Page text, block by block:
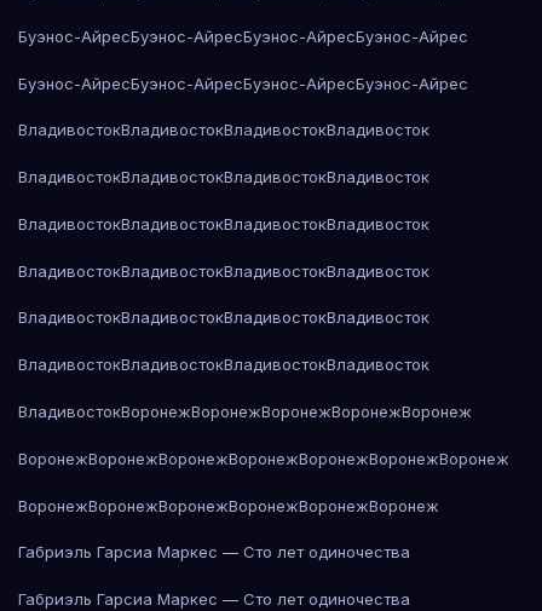
Буэнос-АйресБуэнос-АйресБуэнос-АйресБуэнос-Айрес
Буэнос-АйресБуэнос-АйресБуэнос-АйресБуэнос-Айрес
ВладивостокВладивостокВладивостокВладивосток
ВладивостокВладивостокВладивостокВладивосток
ВладивостокВладивостокВладивостокВладивосток
ВладивостокВладивостокВладивостокВладивосток
ВладивостокВладивостокВладивостокВладивосток
ВладивостокВладивостокВладивостокВладивосток
ВладивостокВоронежВоронежВоронежВоронежВоронеж
ВоронежВоронежВоронежВоронежВоронежВоронежВоронеж
ВоронежВоронежВоронежВоронежВоронежВоронеж
Габриэль Гарсиа Маркес — Сто лет одиночества
Габриэль Гарсиа Маркес — Сто лет одиночества